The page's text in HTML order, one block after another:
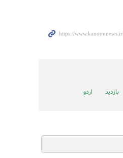
بازدید اردو